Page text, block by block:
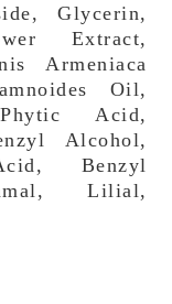
Glycerin,
Extract,
Armeniaca
Oil,
Acid,
Alcohol,
Benzyl
Lilial,